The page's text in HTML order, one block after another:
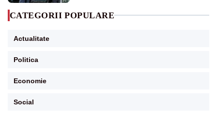
CATEGORII POPULARE
Actualitate
Politica
Economie
Social